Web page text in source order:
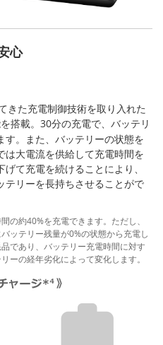
心
きた充電制御技術を取り入れた
を搭載。30分の充電で、バッテリ
す。また、バッテリーの状態を
は大電流を供給して充電時間を
て充電を続けることにより、
テリーを長持ちさせることがで
の約40%を充電できます。ただし、
ッテリー残量が0%の状態から充電し
であり、バッテリー充電時間に対す
ーの経年劣化によって変化します。